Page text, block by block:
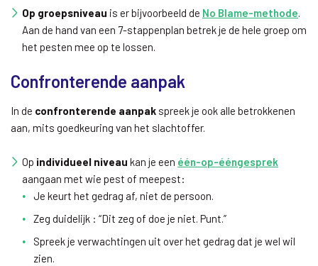
Op groepsniveau is er bijvoorbeeld de No Blame-methode.
Aan de hand van een 7-stappenplan betrek je de hele groep om
het pesten mee op te lossen.
Confronterende aanpak
In de confronterende aanpak spreek je ook alle betrokkenen
aan, mits goedkeuring van het slachtoffer.
Op individueel niveau kan je een één-op-ééngesprek
aangaan met wie pest of meepest:
Je keurt het gedrag af, niet de persoon.
Zeg duidelijk : “Dit zeg of doe je niet. Punt.”
Spreek je verwachtingen uit over het gedrag dat je wel wil
zien.